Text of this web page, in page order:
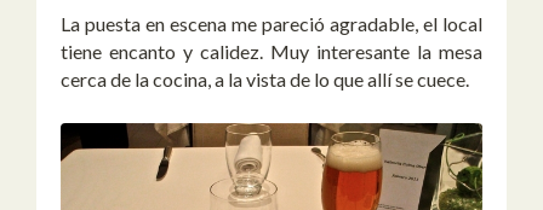
La puesta en escena me pareció agradable, el local
tiene encanto y calidez. Muy interesante la mesa
cerca de la cocina, a la vista de lo que allí se cuece.